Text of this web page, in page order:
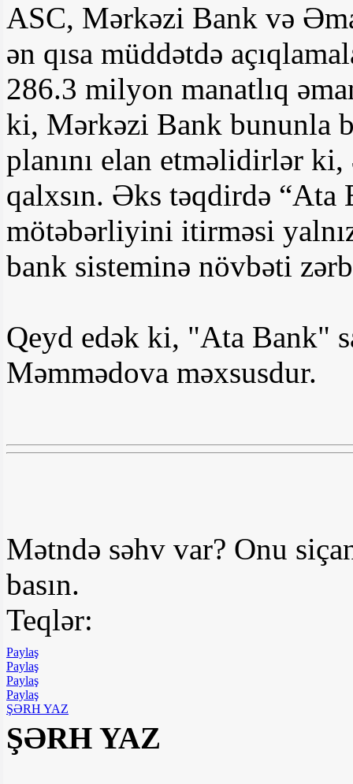
ASC, Mərkəzi Bank və
ən qısa müddətdə
286.3 milyon manatlıq
ki, Mərkəzi Bank bununla
planını elan etməlidirlər ki,
qalxsın. Əks təqdirdə
mötəbərliyini itirməsi
bank sisteminə növbəti
Qeyd edək ki, "Ata Bank"
Məmmədova məxsusdur.
Mətndə səhv var? Onu
basın.
Teqlər:
Paylaş
Paylaş
Paylaş
Paylaş
ŞƏRH YAZ
ŞƏRH YAZ